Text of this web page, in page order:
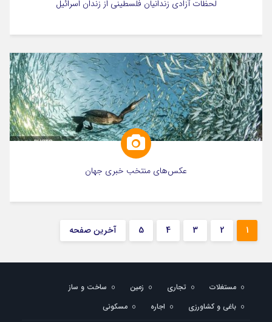
لحظات آزادی زندانیان فلسطینی از زندان اسرائیل
عکس‌های منتخب خبری جهان
1
2
3
4
5 آخرین صفحه
مستغلات تجاری زمین
ساخت و ساز
باغی و کشاورزی
اجاره مسکونی